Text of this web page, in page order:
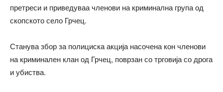
претреси и приведуваа членови на криминална група од
скопското село Грчец.
Станува збор за полициска акција насочена кон членови
на криминален клан од Грчец, поврзан со трговија со дрога
и убиства.